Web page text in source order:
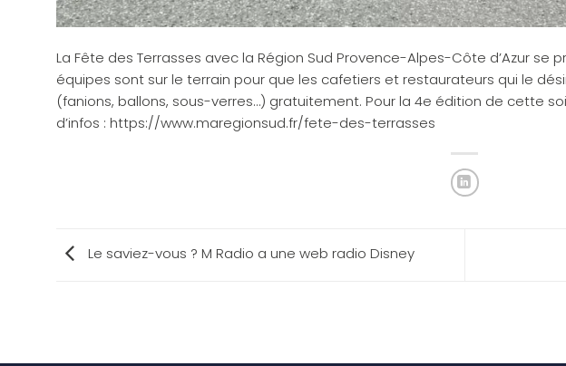
La Fête des Terrasses avec la Région Sud Provence-Alpes-Côte d’Azur se
équipes sont sur le terrain pour que les cafetiers et restaurateurs qui le
(fanions, ballons, sous-verres…) gratuitement. Pour la 4e édition de cette
d’infos : https://www.maregionsud.fr/fete-des-terrasses
Le saviez-vous ? M Radio a une web radio Disney